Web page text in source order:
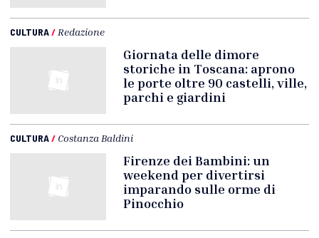
CULTURA/ Redazione
Giornata delle dimore
storiche in Toscana: aprono
le porte oltre 90 castelli, ville,
parchi e giardini
CULTURA/ Costanza Baldini
Firenze dei Bambini: un
weekend per divertirsi
imparando sulle orme di
Pinocchio